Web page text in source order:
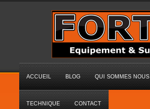
ACCUEIL BLOG QUI SOMMES NOUS
TECHNIQUE CONTACT